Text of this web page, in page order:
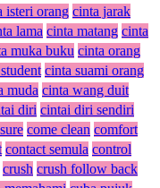
isteri orang cinta jarak
lama cinta matang cinta
muka buku cinta orang
cinta suami orang
muda cinta wang duit
diri cintai diri sendiri
come clean comfort
contact semula control
crush crush follow back